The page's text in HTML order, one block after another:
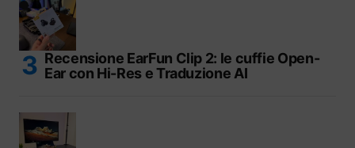
Recensione EarFun Clip 2: le cuffie Open-
Ear con Hi-Res e Traduzione AI